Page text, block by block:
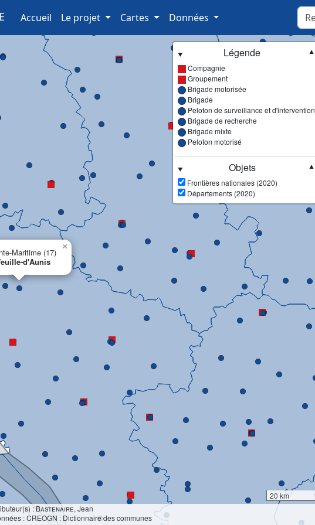
Accueil (current)
Le projet Cartes Données
Maritime (17)
d'Aunis
×
Légende
▼
Compagnie
Groupement
Brigade motorisée
Brigade
Peloton de surveillance et d'intervention
Brigade de recherche
Brigade mixte
Peloton motorisé
Objets
▼
Frontières nationales (2020)
Départements (2020)
20 km
: Bastenaire, Jean
: CREOGN : Dictionnaire des communes